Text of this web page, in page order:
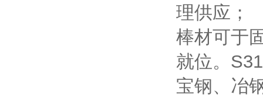
理供应；
棒材可于
就位。
宝钢、冶